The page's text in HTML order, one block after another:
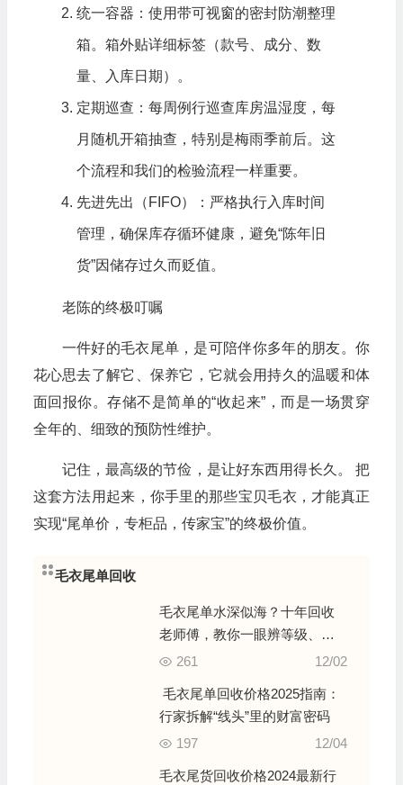
统一容器：使用带可视窗的密封防潮整理
箱。箱外贴详细标签（款号、成分、数
量、入库日期）。
定期巡查：每周例行巡查库房温湿度，每
月随机开箱抽查，特别是梅雨季前后。这
个流程和我们的检验流程一样重要。
先进先出（FIFO）：严格执行入库时间
管理，确保库存循环健康，避免“陈年旧
货”因储存过久而贬值。
老陈的终极叮嘱
一件好的毛衣尾单，是可陪伴你多年的朋友。你
花心思去了解它、保养它，它就会用持久的温暖和体
面回报你。存储不是简单的“收起来”，而是一场贯穿
全年的、细致的预防性维护。
记住，最高级的节俭，是让好东西用得长久。 把
这套方法用起来，你手里的那些宝贝毛衣，才能真正
实现“尾单价，专柜品，传家宝”的终极价值。
毛衣尾单回收
毛衣尾单水深似海？十年回收
老师傅，教你一眼辨等级、闭
眼估价格
12/02
261
毛衣尾单回收价格2025指南：
行家拆解“线头”里的财富密码
12/04
197
毛衣尾货回收价格2024最新行